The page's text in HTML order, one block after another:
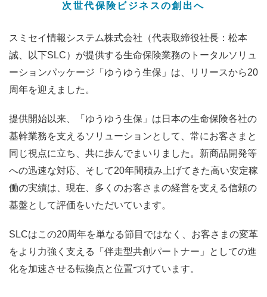
次世代保険ビジネスの創出へ
スミセイ情報システム株式会社（代表取締役社長：松本
誠、以下SLC）が提供する生命保険業務のトータルソリュ
ーションパッケージ「ゆうゆう生保」は、リリースから20
周年を迎えました。
提供開始以来、「ゆうゆう生保」は日本の生命保険各社の
基幹業務を支えるソリューションとして、常にお客さまと
同じ視点に立ち、共に歩んでまいりました。新商品開発等
への迅速な対応、そして20年間積み上げてきた高い安定稼
働の実績は、現在、多くのお客さまの経営を支える信頼の
基盤として評価をいただいています。
SLCはこの20周年を単なる節目ではなく、お客さまの変革
をより力強く支える「伴走型共創パートナー」としての進
化を加速させる転換点と位置づけています。